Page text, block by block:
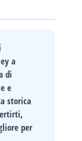
a
di
e
storica
per